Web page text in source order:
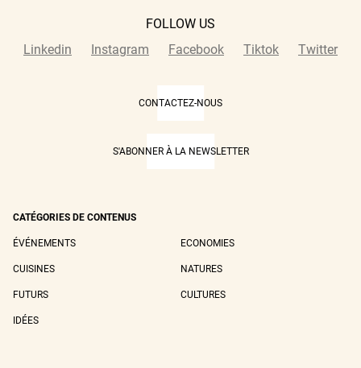
FOLLOW US
Linkedin
Instagram Facebook Tiktok Twitter
CONTACTEZ-NOUS
S'ABONNER À LA NEWSLETTER
CATÉGORIES DE CONTENUS
ÉVÉNEMENTS ECONOMIES
CUISINES NATURES
FUTURS CULTURES
IDÉES